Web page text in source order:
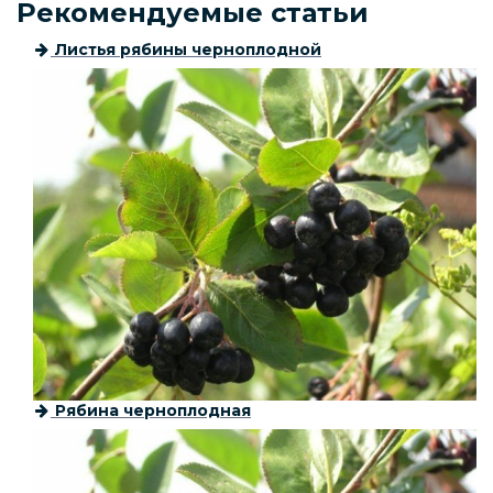
Рекомендуемые статьи
Листья рябины черноплодной
Рябина черноплодная